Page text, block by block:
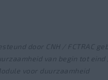
door CNH / FCTRAC
van begin tot
voor duurzaamheid